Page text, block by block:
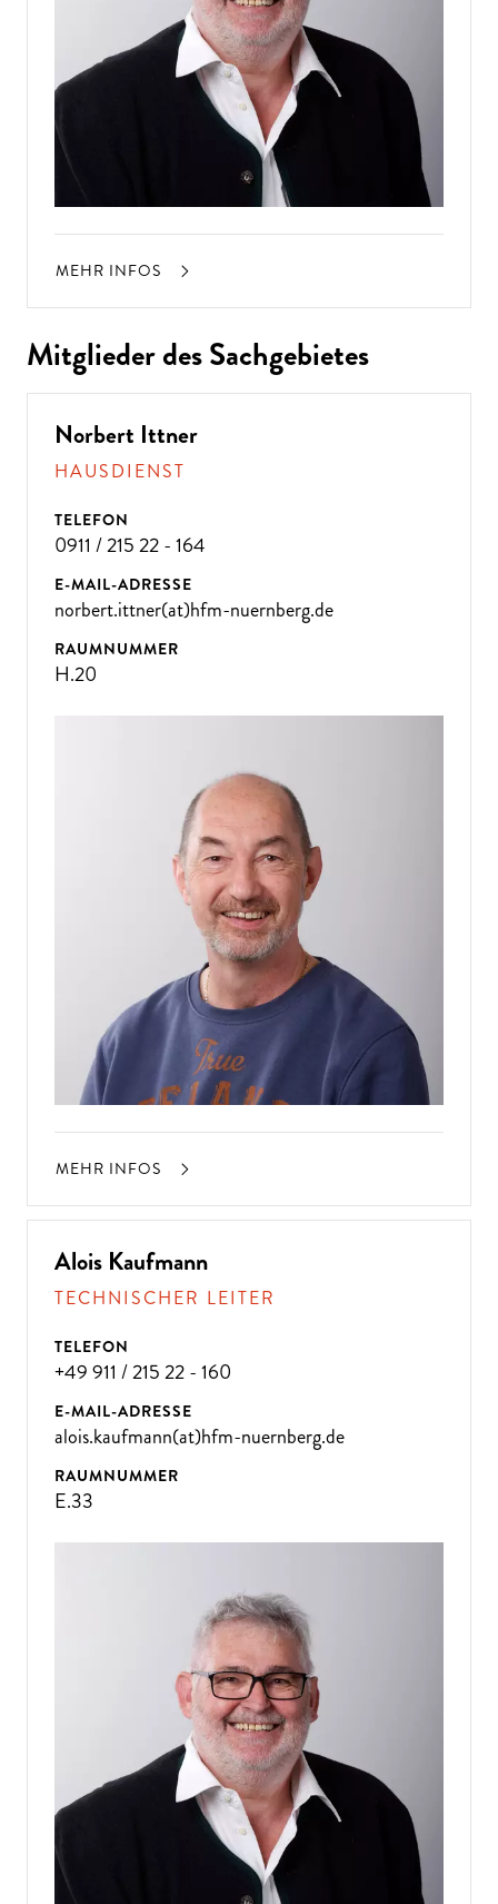
MEHR INFOS
Mitglieder des Sachgebietes
Norbert Ittner
HAUSDIENST
TELEFON
0911 / 215 22 - 164
E-MAIL-ADRESSE
norbert.ittner(at)hfm-nuernberg.de
RAUMNUMMER
H.20
MEHR INFOS
Alois Kaufmann
TECHNISCHER LEITER
TELEFON
+49 911 / 215 22 - 160
E-MAIL-ADRESSE
alois.kaufmann(at)hfm-nuernberg.de
RAUMNUMMER
E.33